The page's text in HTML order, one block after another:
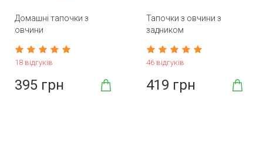
Домашні тапочки з
овчини
18 відгуків
395 грн
Тапочки з овчини з
задником
46 відгуків
419 грн